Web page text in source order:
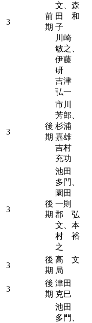
3
前
期
文、森
田 和
子
川崎
敏之、
伊藤
研
吉津
弘一
3
後
期
市川
芳郎、
杉浦
嘉雄
吉村
充功
3
後
期
池田
多門、
園田
一則
郡 弘
文、本
村 裕
之
3
後
期
高 文
局
3
後
期
津田
克巳
池田
多門、